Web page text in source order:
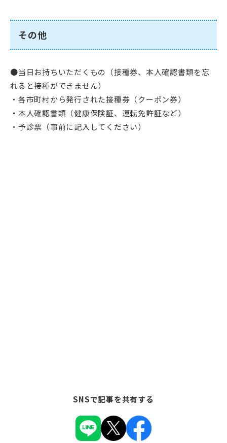
その他
●当日お持ちいただくもの（接種券、本人確認書類を忘
れると接種ができません）
・各市町村から発行された接種券（クーポン券）
・本人確認書類（健康保険証、運転免許証など）
・予診票（事前に記入してください）
SNSで記事を共有する